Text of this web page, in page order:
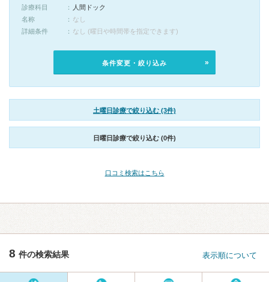
診療科目
人間ドック
名称
なし
詳細条件
なし (曜日や時間帯を指定できます)
条件変更・絞り込み
土曜日診療で絞り込む (3件)
日曜日診療で絞り込む (0件)
口コミ検索はこちら
8 件の検索結果 表示順について